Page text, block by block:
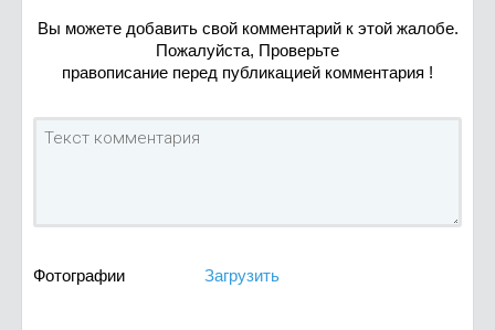
Вы можете добавить свой комментарий к этой жалобе.
Пожалуйста, Проверьте
правописание перед публикацией комментария !
Фотографии Загрузить